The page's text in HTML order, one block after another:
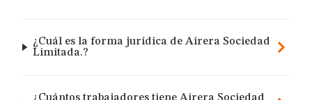
¿Cuál es la forma jurídica de Airera Sociedad
Limitada.?